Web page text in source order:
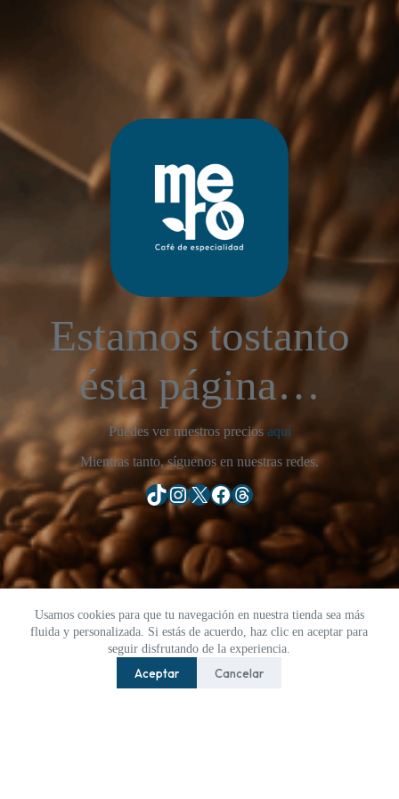
Usamos cookies para que tu navegación en nuestra tienda sea más
fluida y personalizada. Si estás de acuerdo, haz clic en aceptar para
seguir disfrutando de la experiencia.
Aceptar Cancelar
Estamos tostanto
ésta página…
Puedes ver nuestros precios aquí
Mientras tanto, síguenos en nuestras redes.
TikTok
Instagram
X Facebook
Threads